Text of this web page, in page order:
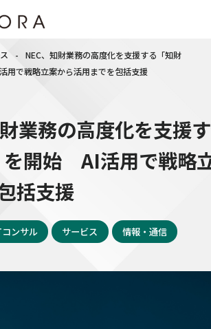
-
NEC、知財業務の高度化を支援する「知財
用で戦略立案から活用までを包括支援
業務の高度化を支援
を開始 AI活用で戦略
括支援
ンサル サービス 情報・通信